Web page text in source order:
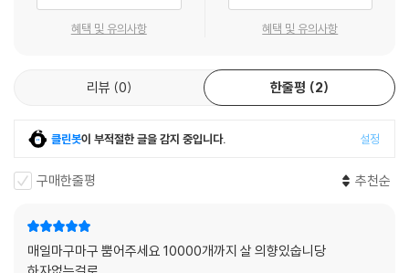
5. 영원한 테란의 황제 임요환- 2003년 올림푸스배 온게임넷 스타리그 1
6강 3차전 (임요환 VS 이재훈)
- Multi Audio (Commentary / 중계방송)
Disc 2 : 황제 - 전략, 전술 (Commentary : 임요환, 김도형)
임요환 선수의 전략전술 7경기 수록
- 경기 중요시점에 멀티앵글 및 멀티 오디오(전략전술 해설) 지원
혜택 및 유의사항 혜택 및 유의사항
리뷰 0 한줄평 2
클린봇이 부적절한 글을 감지 중입니다. 설정
구매한줄평 추천순
매일마구마구 뿜어주세요 10000개까지 살 의향있숩니당